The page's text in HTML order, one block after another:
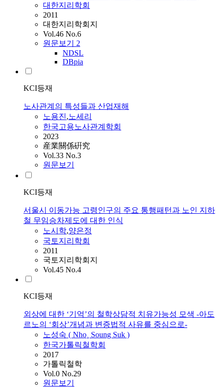
대한지리학회
2011
대한지리학회지
Vol.46 No.6
원문보기 2
NDSL
DBpia
KCI등재
노사관계의 특성들과 산업재해
노용진,노세리
한국고용노사관계학회
2023
産業關係硏究
Vol.33 No.3
원문보기
KCI등재
서울시 이동가능 고령인구의 주요 통행패턴과 노인 지하
철 무임승차제도에 대한 인식
노시학,양은정
국토지리학회
2011
국토지리학회지
Vol.45 No.4
KCI등재
외상에 대한 ‘기억’의 철학상담적 치유가능성 모색 -아도
르노의 ‘회상’개념과 변증법적 사유를 중심으로-
노성숙 ( Nho¸ Soung Suk )
한국가톨릭철학회
2017
가톨릭철학
Vol.0 No.29
원문보기